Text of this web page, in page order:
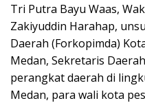
Tri Putra Bayu Waas,
Zakiyuddin Harahap,
Daerah (Forkopimda)
Medan, Sekretaris
perangkat daerah di
Medan, para wali kota